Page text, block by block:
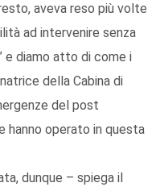
aveva reso più volte
ad intervenire senza
e diamo atto di come i
della Cabina di
del post
hanno operato in questa
dunque – spiega il